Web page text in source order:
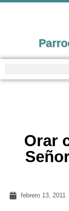
Orar
febrero 13, 2011